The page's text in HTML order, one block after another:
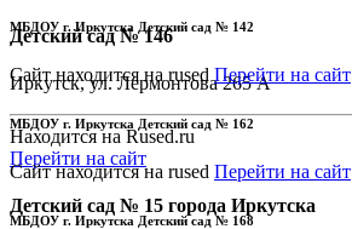
Детский сад № 146
Иркутск, ул. Лермонтова 265 А
Находится на Rused.ru
Перейти на сайт
Детский сад № 15 города Иркутска
МБДОУ г. Иркутска Детский сад № 142
Сайт находится на rused Перейти на сайт
МБДОУ г. Иркутска Детский сад № 162
Сайт находится на rused Перейти на сайт
МБДОУ г. Иркутска Детский сад № 168